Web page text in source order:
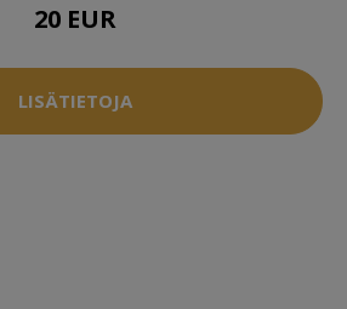
20 EUR
LISÄTIETOJA